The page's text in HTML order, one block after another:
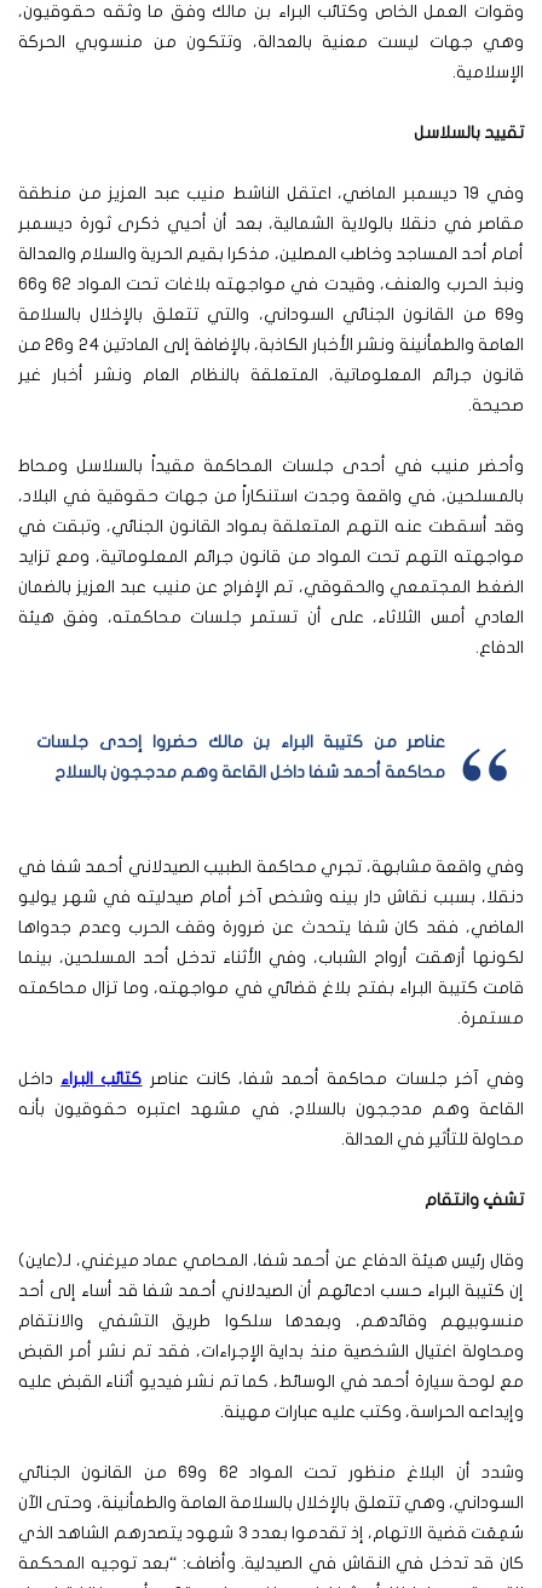
وقوات العمل الخاص وكتائب البراء بن مالك وفق ما وثقه حقوقيون،
وهي جهات ليست معنية بالعدالة، وتتكون من منسوبي الحركة
الإسلامية.
تقييد بالسلاسل
وفي 19 ديسمبر الماضي، اعتقل الناشط منيب عبد العزيز من منطقة
مقاصر في دنقلا بالولاية الشمالية، بعد أن أحيي ذكرى ثورة ديسمبر
أمام أحد المساجد وخاطب المصلين، مذكرا بقيم الحرية والسلام والعدالة
ونبذ الحرب والعنف، وقيدت في مواجهته بلاغات تحت المواد 62 و66
و69 من القانون الجنائي السوداني، والتي تتعلق بالإخلال بالسلامة
العامة والطمأنينة ونشر الأخبار الكاذبة، بالإضافة إلى المادتين 24 و26 من
قانون جرائم المعلوماتية، المتعلقة بالنظام العام ونشر أخبار غير
صحيحة.
وأحضر منيب في أحدى جلسات المحاكمة مقيداً بالسلاسل ومحاط
بالمسلحين، في واقعة وجدت استنكاراً من جهات حقوقية في البلاد،
وقد أسقطت عنه التهم المتعلقة بمواد القانون الجنائي، وتبقت في
مواجهته التهم تحت المواد من قانون جرائم المعلوماتية، ومع تزايد
الضغط المجتمعي والحقوقي، تم الإفراج عن منيب عبد العزيز بالضمان
العادي أمس الثلاثاء، على أن تستمر جلسات محاكمته، وفق هيئة
الدفاع.
عناصر من كتيبة البراء بن مالك حضروا إحدى جلسات
محاكمة أحمد شفا داخل القاعة وهم مدججون بالسلاح
وفي واقعة مشابهة، تجري محاكمة الطبيب الصيدلاني أحمد شفا في
دنقلا، بسبب نقاش دار بينه وشخص آخر أمام صيدليته في شهر يوليو
الماضي، فقد كان شفا يتحدث عن ضرورة وقف الحرب وعدم جدواها
لكونها أزهقت أرواح الشباب، وفي الأثناء تدخل أحد المسلحين، بينما
قامت كتيبة البراء بفتح بلاغ قضائي في مواجهته، وما تزال محاكمته
مستمرة.
وفي آخر جلسات محاكمة أحمد شفا، كانت عناصر كتائب البراء داخل
القاعة وهم مدججون بالسلاح، في مشهد اعتبره حقوقيون بأنه
محاولة للتأثير في العدالة.
تشفٍ وانتقام
وقال رئيس هيئة الدفاع عن أحمد شفا، المحامي عماد ميرغني، لـ(عاين)
إن كتيبة البراء حسب ادعائهم أن الصيدلاني أحمد شفا قد أساء إلى أحد
منسوبيهم وقائدهم، وبعدها سلكوا طريق التشفي والانتقام
ومحاولة اغتيال الشخصية منذ بداية الإجراءات، فقد تم نشر أمر القبض
مع لوحة سيارة أحمد في الوسائط، كما تم نشر فيديو أثناء القبض عليه
وإيداعه الحراسة، وكتب عليه عبارات مهينة.
وشدد أن البلاغ منظور تحت المواد 62 و69 من القانون الجنائي
السوداني، وهي تتعلق بالإخلال بالسلامة العامة والطمأنينة، وحتى الآن
سُمِعَت قضية الاتهام، إذ تقدموا بعدد 3 شهود يتصدرهم الشاهد الذي
كان قد تدخل في النقاش في الصيدلية. وأضاف: “بعد توجيه المحكمة